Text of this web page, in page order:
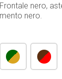
nero,
nero.